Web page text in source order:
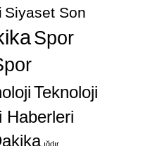
Siyaset Son
Spor
Teknoloji
Haberleri
ığdır